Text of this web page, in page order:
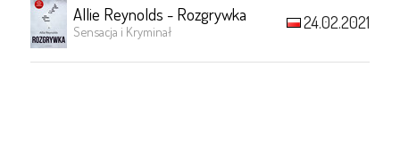
Allie Reynolds - Rozgrywka
Sensacja i Kryminał 24.02.2021